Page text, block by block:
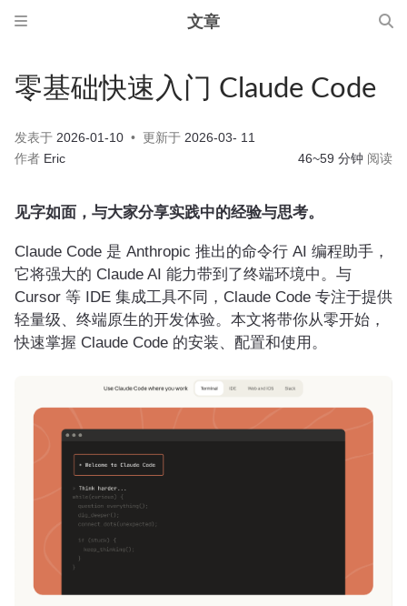
文章
零基础快速入门 Claude Code
发表于 2026-01-10 更新于 2026-03- 11
作者 Eric 46~59 分钟 阅读
见字如面，与大家分享实践中的经验与思考。
Claude Code 是 Anthropic 推出的命令行 AI 编程助手，
它将强大的 Claude AI 能力带到了终端环境中。与
Cursor 等 IDE 集成工具不同，Claude Code 专注于提供
轻量级、终端原生的开发体验。本文将带你从零开始，
快速掌握 Claude Code 的安装、配置和使用。